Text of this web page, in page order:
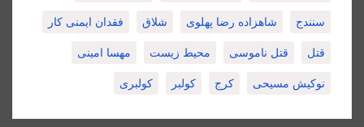
سنندج شاهزاده رضا پهلوی شلاق فقدان ایمنی کار
قتل قتل ناموسی محیط زیست مهسا امینی
نوکیش مسیحی کرج کولبر کولبری